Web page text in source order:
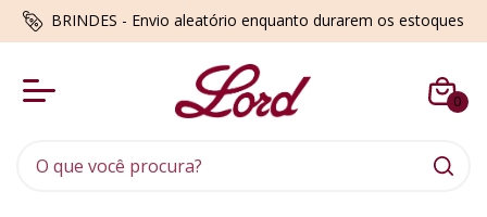
BRINDES - Envio aleatório enquanto durarem os estoques
0